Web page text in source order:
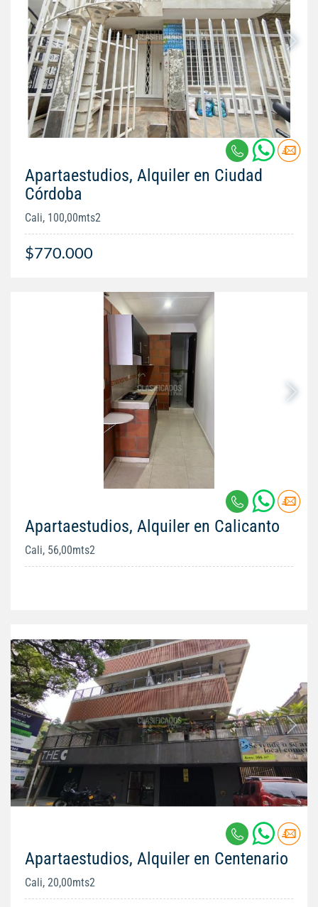
Apartaestudios, Alquiler en Ciudad
Córdoba
Cali, 100,00mts2
$770.000
Apartaestudios, Alquiler en Calicanto
Cali, 56,00mts2
Apartaestudios, Alquiler en Centenario
Cali, 20,00mts2